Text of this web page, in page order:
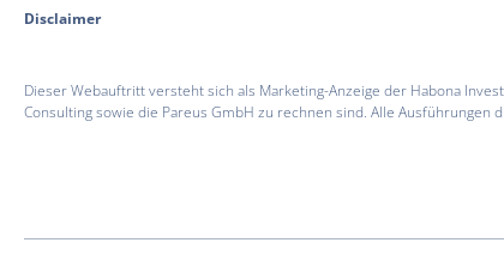
Disclaimer
Dieser Webauftritt versteht sich als Marketing-Anzeige der Habona
Consulting sowie die Pareus GmbH zu rechnen sind. Alle